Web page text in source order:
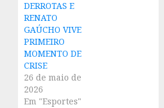
DERROTAS E
RENATO
GAÚCHO VIVE
PRIMEIRO
MOMENTO DE
CRISE
26 de maio de
2026
Em "Esportes"